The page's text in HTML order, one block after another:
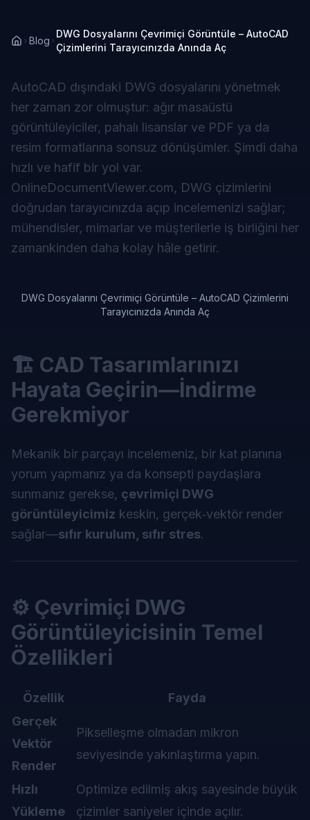
Blog
DWG Dosyalarını Çevrimiçi Görüntüle – AutoCAD
Çizimlerini Tarayıcınızda Anında Aç
AutoCAD dışındaki DWG dosyalarını yönetmek
her zaman zor olmuştur: ağır masaüstü
görüntüleyiciler, pahalı lisanslar ve PDF ya da
resim formatlarına sonsuz dönüşümler. Şimdi daha
hızlı ve hafif bir yol var.
OnlineDocumentViewer.com, DWG çizimlerini
doğrudan tarayıcınızda açıp incelemenizi sağlar;
mühendisler, mimarlar ve müşterilerle iş birliğini her
zamankinden daha kolay hâle getirir.
DWG Dosyalarını Çevrimiçi Görüntüle – AutoCAD Çizimlerini
Tarayıcınızda Anında Aç
🏗️ CAD Tasarımlarınızı
Hayata Geçirin—İndirme
Gerekmiyor
Mekanik bir parçayı incelemeniz, bir kat planına
yorum yapmanız ya da konsepti paydaşlara
sunmanız gerekse, çevrimiçi DWG
görüntüleyicimiz keskin, gerçek‑vektör render
sağlar—sıfır kurulum, sıfır stres.
⚙️ Çevrimiçi DWG
Görüntüleyicisinin Temel
Özellikleri
Özellik
Fayda
Gerçek
Vektör
Render
Pikselleşme olmadan mikron
seviyesinde yakınlaştırma yapın.
Hızlı
Yükleme
Optimize edilmiş akış sayesinde büyük
çizimler saniyeler içinde açılır.